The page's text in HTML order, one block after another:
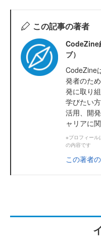
この記事の著者
CodeZine
ブ）
CodeZine
発者のた
発に取り
学びたい
活用、開
ャリアに
※プロフィール
の内容です
この著者